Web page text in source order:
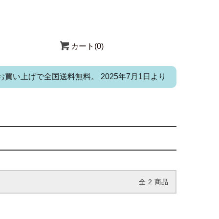
上げで全国送料無料。 2025年7月1日よりお電話・メール
カート(0)
全 2 商品